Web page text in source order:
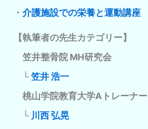
・介護施設での栄養と運動講座
【執筆者の先生カテゴリー】
笠井整骨院 MH研究会
└笠井 浩一
桃山学院教育大学Aトレーナー
└ 川西 弘晃